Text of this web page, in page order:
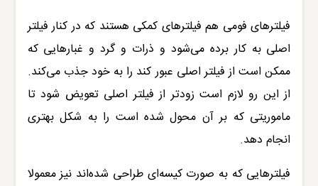
فیلترهای فومی هم فیلترهای کمکی هستند که در کنار فیلتر
اصلی به کار برده میشود و ذرات و گرد و غبارهایی که
ممکن است از فیلتر اصلی عبور کند را به خود جذب می‌کند.
از این رو لازم است زودتر از فیلتر اصلی تعویض شود تا
ماموریتی که بر آن محول شده است را به شکل بهتری
انجام دهد.
فیلترهایی که به صورت کیسه‌ای طراحی شده‌اند نیز معمولا